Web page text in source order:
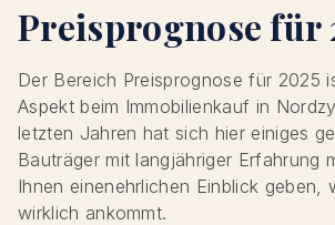
Preisprognose für
Der Bereich Preisprognose für 2025
Aspekt beim Immobilienkauf in
letzten Jahren hat sich hier einiges
Bauträger mit langjähriger Erfahrung
Ihnen einenehrlichen Einblick geben,
wirklich ankommt.